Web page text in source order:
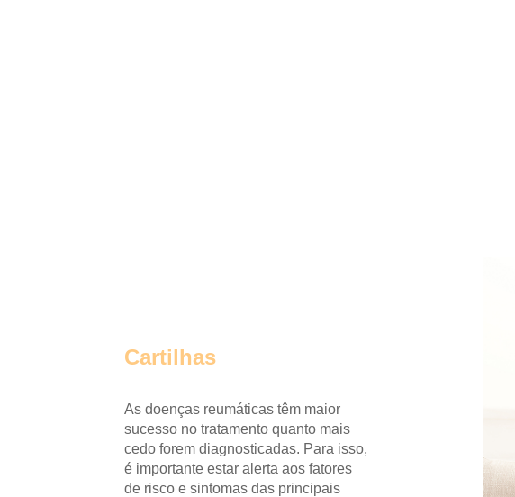
Cartilhas
As doenças reumáticas têm maior
sucesso no tratamento quanto mais
cedo forem diagnosticadas. Para isso,
é importante estar alerta aos fatores
de risco e sintomas das principais